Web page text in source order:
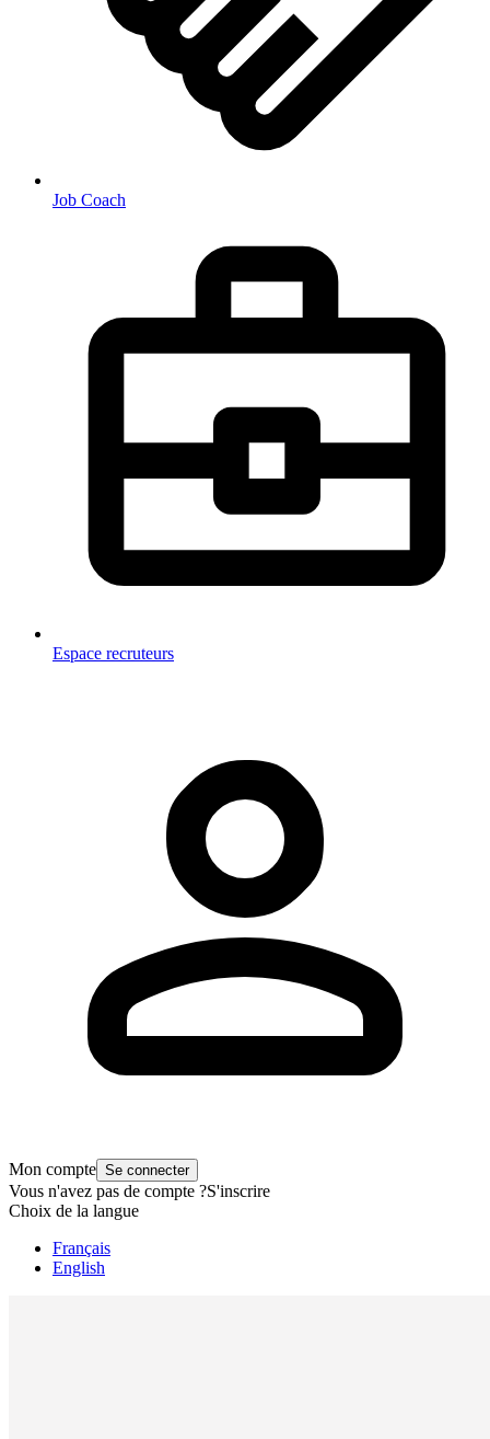
Job Coach
Espace recruteurs
Mon compte Se connecter
Vous n'avez pas de compte ?S'inscrire
Choix de la langue
Français
English